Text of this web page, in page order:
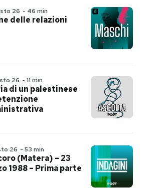
26 - 46 min
delle relazioni
26 - 11 min
di un palestinese
26 - 53 min
(Matera) – 23
1988 – Prima parte